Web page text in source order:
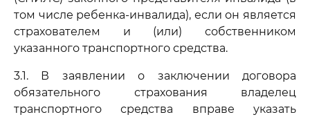
том числе ребенка-инвалида), если он является
страхователем и (или) собственником
указанного транспортного средства.
3.1. В заявлении о заключении договора
обязательного страхования владелец
транспортного средства вправе указать